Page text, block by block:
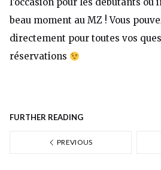
beau moment au MZ ! Vous
directement pour toutes vos
réservations
FURTHER READING
PREVIOUS